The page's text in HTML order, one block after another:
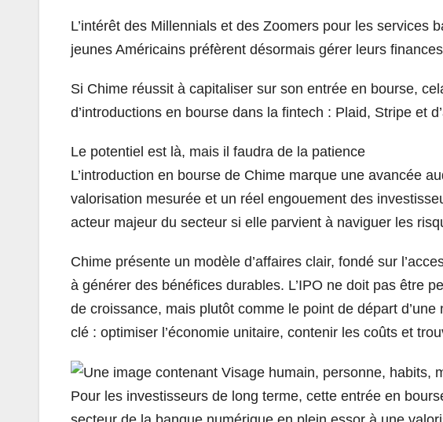
L’intérêt des Millennials et des Zoomers pour les services
jeunes Américains préfèrent désormais gérer leurs
Si Chime réussit à capitaliser sur son entrée en bourse,
d’introductions en bourse dans la fintech : Plaid, Stripe et
Le potentiel est là, mais il faudra de la patience
L’introduction en bourse de Chime marque une avancée
valorisation mesurée et un réel engouement des
acteur majeur du secteur si elle parvient à naviguer les
Chime présente un modèle d’affaires clair, fondé sur
à générer des bénéfices durables. L’IPO ne doit pas être
de croissance, mais plutôt comme le point de départ
clé : optimiser l’économie unitaire, contenir les coûts et
Pour les investisseurs de long terme, cette entrée en